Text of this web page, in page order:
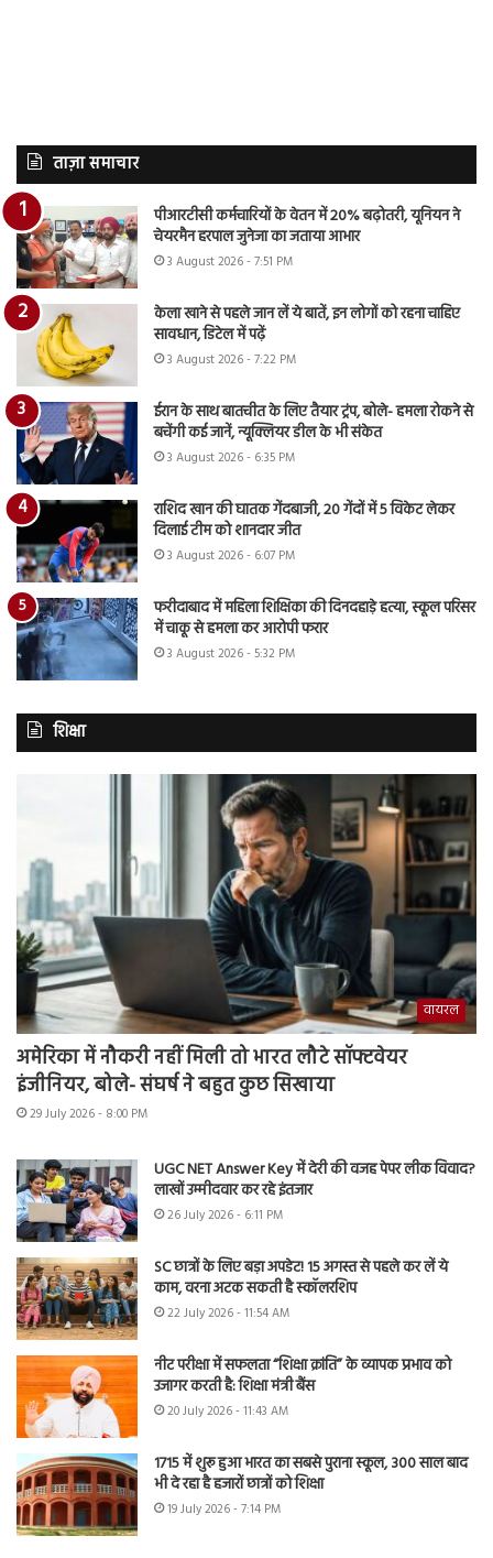
ताज़ा समाचार
पीआरटीसी कर्मचारियों के वेतन में 20% बढ़ोतरी, यूनियन ने
चेयरमैन हरपाल जुनेजा का जताया आभार
3 August 2026 - 7:51 PM
केला खाने से पहले जान लें ये बातें, इन लोगों को रहना चाहिए
सावधान, डिटेल में पढ़ें
3 August 2026 - 7:22 PM
ईरान के साथ बातचीत के लिए तैयार ट्रंप, बोले- हमला रोकने से
बचेंगी कई जानें, न्यूक्लियर डील के भी संकेत
3 August 2026 - 6:35 PM
राशिद खान की घातक गेंदबाजी, 20 गेंदों में 5 विकेट लेकर
दिलाई टीम को शानदार जीत
3 August 2026 - 6:07 PM
फरीदाबाद में महिला शिक्षिका की दिनदहाड़े हत्या, स्कूल परिसर
में चाकू से हमला कर आरोपी फरार
3 August 2026 - 5:32 PM
शिक्षा
वायरल
अमेरिका में नौकरी नहीं मिली तो भारत लौटे सॉफ्टवेयर
इंजीनियर, बोले- संघर्ष ने बहुत कुछ सिखाया
29 July 2026 - 8:00 PM
UGC NET Answer Key में देरी की वजह पेपर लीक विवाद?
लाखों उम्मीदवार कर रहे इंतजार
26 July 2026 - 6:11 PM
SC छात्रों के लिए बड़ा अपडेट! 15 अगस्त से पहले कर लें ये
काम, वरना अटक सकती है स्कॉलरशिप
22 July 2026 - 11:54 AM
नीट परीक्षा में सफलता “शिक्षा क्रांति” के व्यापक प्रभाव को
उजागर करती है: शिक्षा मंत्री बैंस
20 July 2026 - 11:43 AM
1715 में शुरू हुआ भारत का सबसे पुराना स्कूल, 300 साल बाद
भी दे रहा है हजारों छात्रों को शिक्षा
19 July 2026 - 7:14 PM